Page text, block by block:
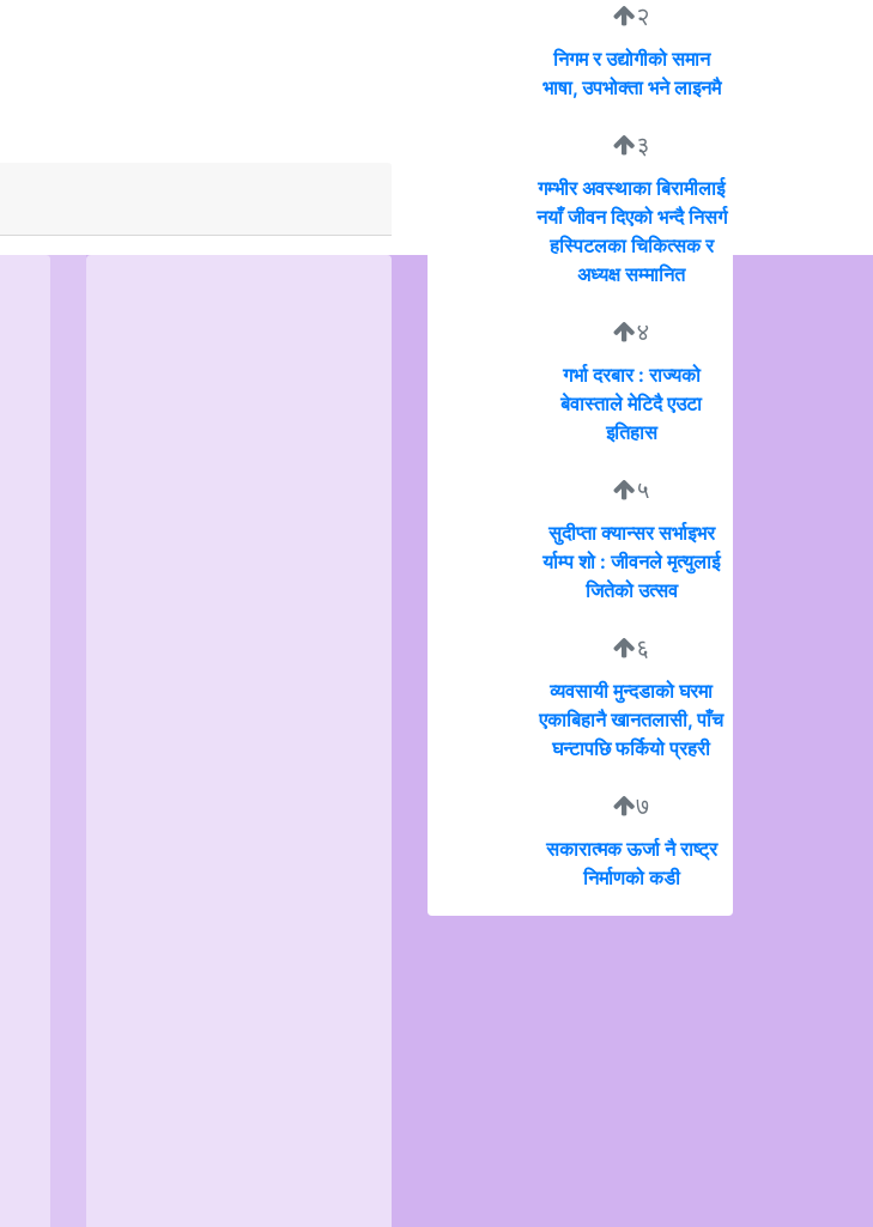
२
निगम र उद्योगीको समान
भाषा, उपभोक्ता भने लाइनमै
३
गम्भीर अवस्थाका बिरामीलाई
नयाँ जीवन दिएको भन्दै निसर्ग
हस्पिटलका चिकित्सक र
अध्यक्ष सम्मानित
४
गर्भा दरबार : राज्यको
बेवास्ताले मेटिदै एउटा
इतिहास
५
सुदीप्ता क्यान्सर सर्भाइभर
र्याम्प शो : जीवनले मृत्युलाई
जितेको उत्सव
६
व्यवसायी मुन्दडाको घरमा
एकाबिहानै खानतलासी, पाँच
घन्टापछि फर्कियो प्रहरी
७
सकारात्मक ऊर्जा नै राष्ट्र
निर्माणको कडी